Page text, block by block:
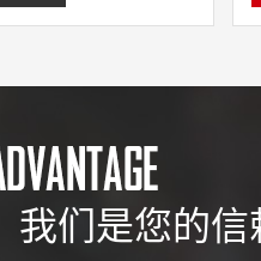
们是您的信